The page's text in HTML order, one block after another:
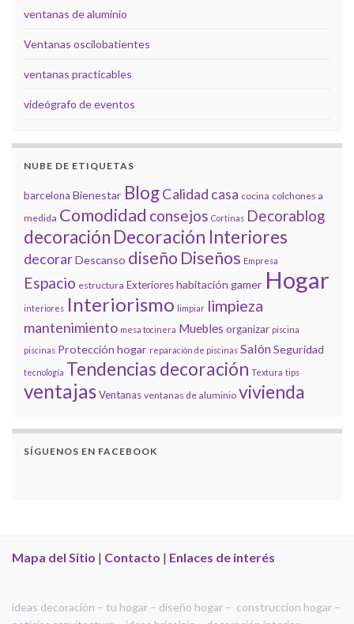
ventanas de aluminio
Ventanas oscilobatientes
ventanas practicables
videógrafo de eventos
NUBE DE ETIQUETAS
barcelona Bienestar BlogCalidad casa cocina colchones a
medida Comodidad consejos Cortinas Decorablog
decoración Decoración Interiores
decorarDescanso diseño Diseños Empresa
Espacio estructura Exterioreshabitación gamer Hogar
interiores Interiorismo limpiar limpieza
mantenimiento mesa tocinera Muebles organizar piscina
piscinas Protección hogar reparación de piscinas SalónSeguridad
tecnología Tendencias decoración Textura tips
ventajasVentanas ventanas de aluminio vivienda
SÍGUENOS EN FACEBOOK
Mapa del Sitio | Contacto | Enlaces de interés
ideas decoración – tu hogar – diseño hogar – construccion hogar –